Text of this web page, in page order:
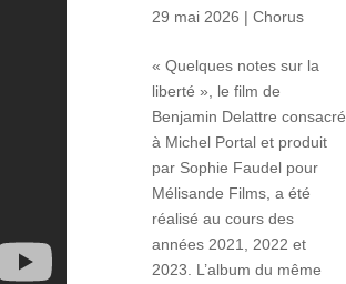
29 mai 2026 | Chorus
« Quelques notes sur la
liberté », le film de
Benjamin Delattre consacré
à Michel Portal et produit
par Sophie Faudel pour
Mélisande Films, a été
réalisé au cours des
années 2021, 2022 et
2023. L’album du même